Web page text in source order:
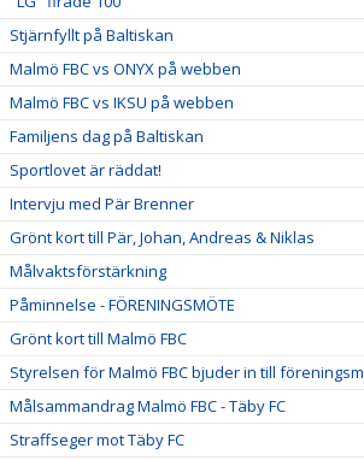
Stjärnfyllt på Baltiskan
Malmö FBC vs ONYX på webben
Malmö FBC vs IKSU på webben
Familjens dag på Baltiskan
Sportlovet är räddat!
Intervju med Pär Brenner
Grönt kort till Pär, Johan, Andreas & Niklas
Målvaktsförstärkning
Påminnelse - FÖRENINGSMÖTE
Grönt kort till Malmö FBC
Styrelsen för Malmö FBC bjuder in till
Målsammandrag Malmö FBC - Täby FC
Straffseger mot Täby FC